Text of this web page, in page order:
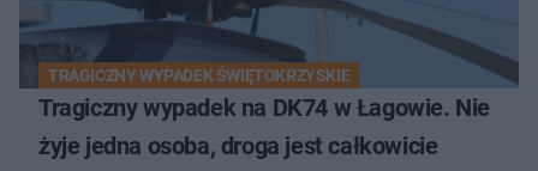
TRAGICZNY WYPADEK ŚWIĘTOKRZYSKIE
Tragiczny wypadek na DK74 w Łagowie. Nie
żyje jedna osoba, droga jest całkowicie